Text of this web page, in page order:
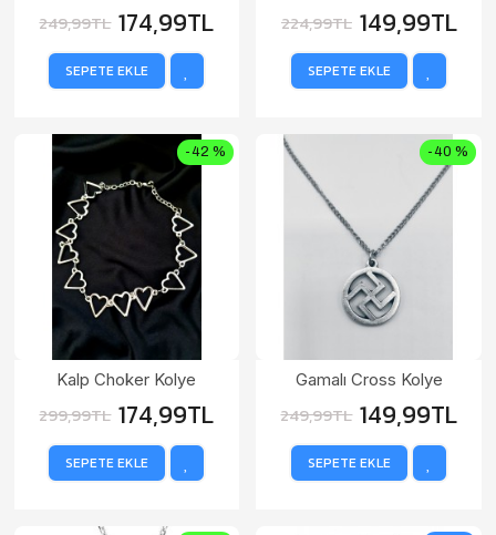
174,99TL
249,99TL
SEPETE EKLE
149,99TL
224,99TL
SEPETE EKLE
-42 %
Kalp Choker Kolye
174,99TL
299,99TL
SEPETE EKLE
-40 %
Gamalı Cross Kolye
149,99TL
249,99TL
SEPETE EKLE